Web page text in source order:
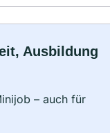
Ausbildung
– auch für